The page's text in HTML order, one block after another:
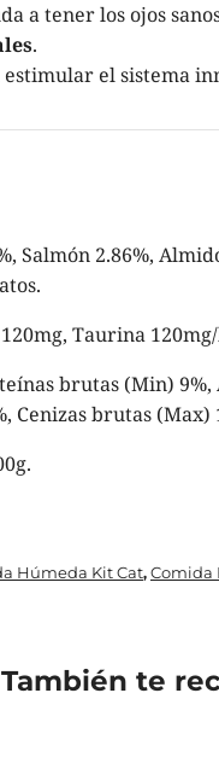
a tener los ojos
.
el sistema
Salmón 2.86%,
Taurina
brutas (Min) 9%,
Cenizas brutas (Max)
Húmeda Kit Cat, Comida
También te